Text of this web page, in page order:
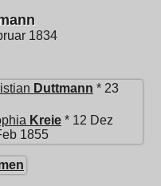
1834
Duttmann * 23
Kreie * 12 Dez
1855